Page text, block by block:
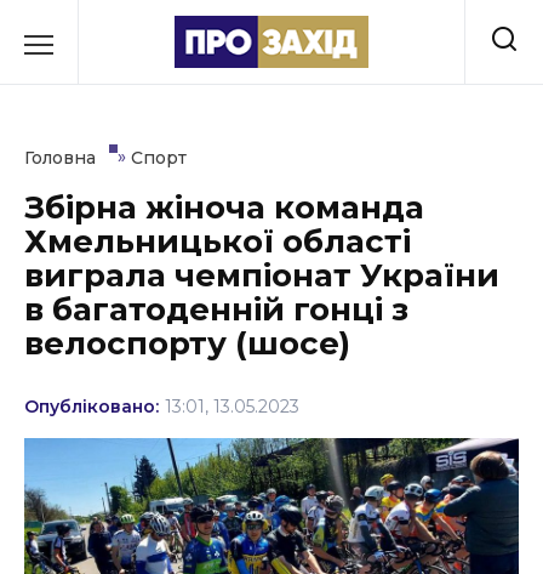
до
Культура
Освіта
Події
Політика
Спорт
Головна » Спорт
Збірна жіноча команда
Хмельницької області
виграла чемпіонат України
в багатоденній гонці з
велоспорту (шосе)
Опубліковано: 13:01, 13.05.2023